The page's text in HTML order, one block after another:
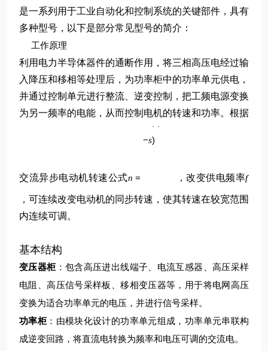
是一系列用于工业自动化和控制系统的关键部件，具有
多种型号，以下是部分常见型号的简介：
工作原理
利用电力半导体器件的通断作用，将三相高压电经过输
入降压和移相等处理后，为功率柜中的功率单元供电，
并通过控制单元进行整流、逆变控制，把工频电源变换
为另一频率的电能，从而控制电机的转速和功率。根据
交流异步电动机转速公式n =
p
−s)
，改变供电频率f
，可连续改变电动机的同步转速，使其转速在较宽范围
内连续可调。
基本结构
变压器柜：包含高压进出线端子、电流互感器、高压采样
电阻、高压信号采样板、移相变压器等，用于将电网高压
变换为适合功率单元的电压，并进行信号采样。
功率柜：由模块化设计的功率单元组成，功率单元串联构
成逆变回路，将直流电转换为频率和电压可调的交流电。